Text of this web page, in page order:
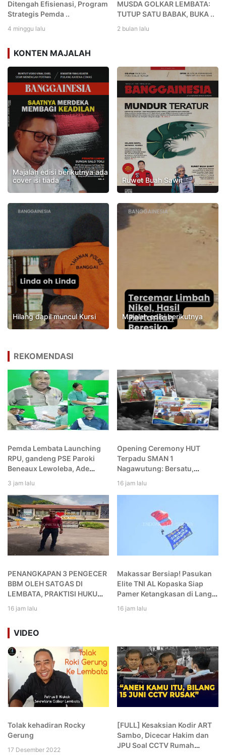
Ditengah Efisienasi, Program
Strategis Pemda ..
4 minggu lalu
MUSDA GOLKAR LEMBATA:
TUTUP SATU BABAK, BUKA ..
2 bulan lalu
KONTEN MAJALAH
Majalah edisi berikutnya ada
cover isi tiada
Ruwet Buah Sawit
Hilang dapil muncul Kursi Majalah edisi berikutnya
REKOMENDASI
Pemda Lembata Launching
RPU, gandeng PSE Paroki
Beneaux Lewoleba, Ade
dan Ajak Sinergi Bersama
3 jam lalu
Opening Ceremony HUT
Terpadu SMAN 1
Nagawutung: Bersatu,
untuk Nagawutung dan
16 jam lalu
PENANGKAPAN 3 PENGECER
BBM OLEH SATGAS DI
LEMBATA, PRAKTISI HUKUM
SEGERA TEMPUH
PERDATA
16 jam lalu
Makassar Bersiap! Pasukan
Elite TNI AL Kopaska Siap
Pamer Ketangkasan di Langit
16 jam lalu
VIDEO
Tolak kehadiran Rocky
Gerung
17 Desember 2022
[FULL] Kesaksian Kodir ART
Sambo, Dicecar Hakim dan
JPU Soal CCTV Rumah